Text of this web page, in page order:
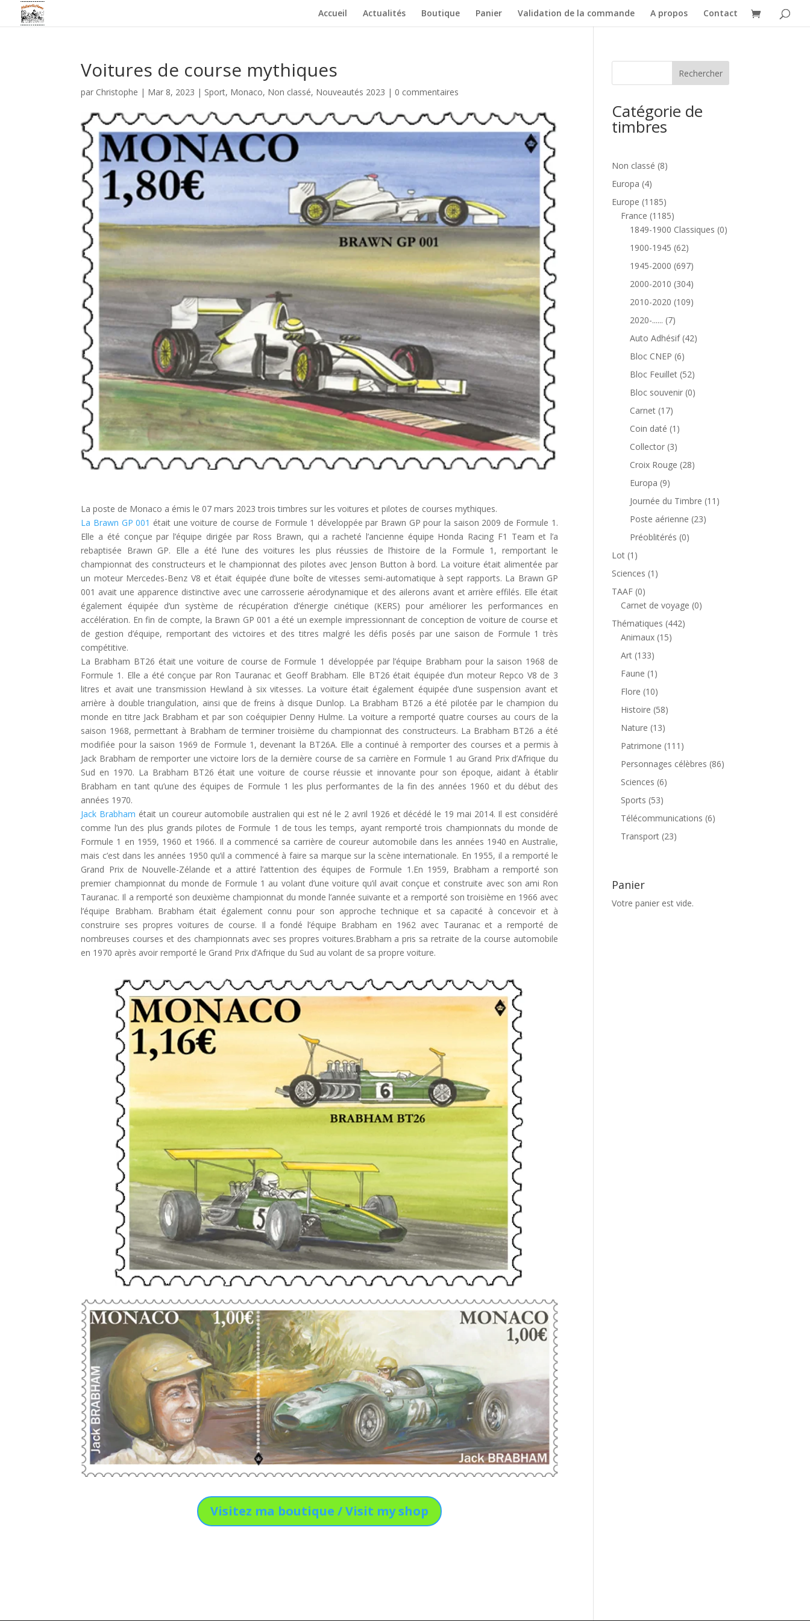
Accueil Actualités Boutique Panier Validation de la commande A propos Contact
Voitures de course mythiques
par Christophe | Mar 8, 2023 | Sport, Monaco, Non classé, Nouveautés 2023 | 0 commentaires
La poste de Monaco a émis le 07 mars 2023 trois timbres sur les voitures et pilotes de courses mythiques.
La Brawn GP 001 était une voiture de course de Formule 1 développée par Brawn GP pour la saison 2009 de Formule 1.
Elle a été conçue par l’équipe dirigée par Ross Brawn, qui a racheté l’ancienne équipe Honda Racing F1 Team et l’a
rebaptisée Brawn GP. Elle a été l’une des voitures les plus réussies de l’histoire de la Formule 1, remportant le
championnat des constructeurs et le championnat des pilotes avec Jenson Button à bord. La voiture était alimentée par
un moteur Mercedes-Benz V8 et était équipée d’une boîte de vitesses semi-automatique à sept rapports. La Brawn GP
001 avait une apparence distinctive avec une carrosserie aérodynamique et des ailerons avant et arrière effilés. Elle était
également équipée d’un système de récupération d’énergie cinétique (KERS) pour améliorer les performances en
accélération. En fin de compte, la Brawn GP 001 a été un exemple impressionnant de conception de voiture de course et
de gestion d’équipe, remportant des victoires et des titres malgré les défis posés par une saison de Formule 1 très
compétitive.
La Brabham BT26 était une voiture de course de Formule 1 développée par l’équipe Brabham pour la saison 1968 de
Formule 1. Elle a été conçue par Ron Tauranac et Geoff Brabham. Elle BT26 était équipée d’un moteur Repco V8 de 3
litres et avait une transmission Hewland à six vitesses. La voiture était également équipée d’une suspension avant et
arrière à double triangulation, ainsi que de freins à disque Dunlop. La Brabham BT26 a été pilotée par le champion du
monde en titre Jack Brabham et par son coéquipier Denny Hulme. La voiture a remporté quatre courses au cours de la
saison 1968, permettant à Brabham de terminer troisième du championnat des constructeurs. La Brabham BT26 a été
modifiée pour la saison 1969 de Formule 1, devenant la BT26A. Elle a continué à remporter des courses et a permis à
Jack Brabham de remporter une victoire lors de la dernière course de sa carrière en Formule 1 au Grand Prix d’Afrique du
Sud en 1970. La Brabham BT26 était une voiture de course réussie et innovante pour son époque, aidant à établir
Brabham en tant qu’une des équipes de Formule 1 les plus performantes de la fin des années 1960 et du début des
années 1970.
Jack Brabham était un coureur automobile australien qui est né le 2 avril 1926 et décédé le 19 mai 2014. Il est considéré
comme l’un des plus grands pilotes de Formule 1 de tous les temps, ayant remporté trois championnats du monde de
Formule 1 en 1959, 1960 et 1966. Il a commencé sa carrière de coureur automobile dans les années 1940 en Australie,
mais c’est dans les années 1950 qu’il a commencé à faire sa marque sur la scène internationale. En 1955, il a remporté le
Grand Prix de Nouvelle-Zélande et a attiré l’attention des équipes de Formule 1.En 1959, Brabham a remporté son
premier championnat du monde de Formule 1 au volant d’une voiture qu’il avait conçue et construite avec son ami Ron
Tauranac. Il a remporté son deuxième championnat du monde l’année suivante et a remporté son troisième en 1966 avec
l’équipe Brabham. Brabham était également connu pour son approche technique et sa capacité à concevoir et à
construire ses propres voitures de course. Il a fondé l’équipe Brabham en 1962 avec Tauranac et a remporté de
nombreuses courses et des championnats avec ses propres voitures.Brabham a pris sa retraite de la course automobile
en 1970 après avoir remporté le Grand Prix d’Afrique du Sud au volant de sa propre voiture.
Visitez ma boutique / Visit my shop
Catégorie de
timbres
Non classé 88
Europa 44
produits
Europe 11851185
produits
France 11851185
produits
1849-1900 Classiques 00
1900-1945 6262
produits
1945-2000 697697
produits
2000-2010 304304
produits
2010-2020 109109
2020-...... 77
produits
Auto Adhésif 4242
Bloc CNEP 66
produits
Bloc Feuillet 5252
produits
Bloc souvenir 00
Carnet 1717
produits
Coin daté 1 1
Collector 33
produits
Croix Rouge 2828
Europa 99
produits
Journée du Timbre 11 11
Poste aérienne 2323
Préoblitérés 00
Lot 1 1
produit
Sciences 1 1
TAAF 00
produit
Carnet de voyage 00
Thématiques 442442
Animaux 1515
Art 133133
produits
Faune 1 1
produit
Flore 1010
produits
Histoire 5858
Nature 1313
produits
Patrimone 111 111
produits
Personnages célèbres 8686
Sciences 66
Sports 5353
produits
Télécommunications 66
Transport 2323
Panier
Votre panier est vide.